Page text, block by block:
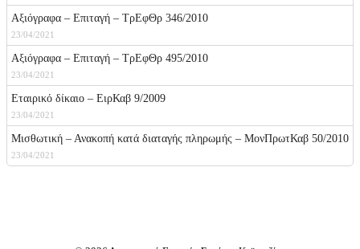
Αξιόγραφα – Επιταγή – ΤρΕφΘρ 346/2010
23/04/2021
Αξιόγραφα – Επιταγή – ΤρΕφΘρ 495/2010
23/04/2021
Εταιρικό δίκαιο – ΕιρΚαβ 9/2009
23/04/2021
Μισθωτική – Ανακοπή κατά διαταγής πληρωμής – ΜονΠρωτΚαβ 50/2010
23/04/2021